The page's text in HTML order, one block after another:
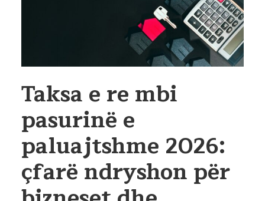
Taksa e re mbi
pasurinë e
paluajtshme 2026:
çfarë ndryshon për